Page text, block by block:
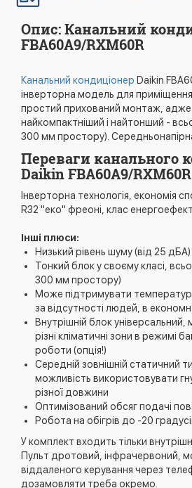
Опис: Канальний
FBA60A9/RXM60R
Канальний кондиціонер Daikin
інверторна модель для
простий прихований монтаж, адже
найкомпактніший і найтонший -
300 мм простору).
Переваги канального
Daikin FBA60A9/RXM60R
Інверторна технологія, економія
R32 "еко" фреоні, клас
Інші плюси:
Низький рівень шуму (від 25
Тонкий блок у своєму класі,
300 мм простору)
Може підтримувати
за відсутності людей, в
Внутрішній блок
різні кліматичні зони в режимі
роботи (опція!)
Середній зовнішній статичний
можливість використовувати
різної довжини
Оптимізований обсяг подачі
Робота на обігрів до -20
У комплект входить тільки
Пульт дротовий, інфрачервоний,
віддаленого керування через
дозамовляти треба окремо.